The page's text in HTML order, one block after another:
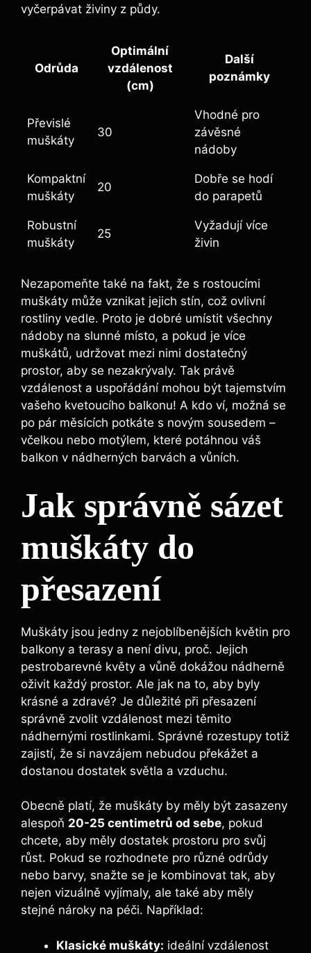
vyčerpávat živiny z půdy.
Odrůda
Optimální
vzdálenost
(cm)
Další
poznámky
Převislé
muškáty
30
Vhodné pro
závěsné
nádoby
Kompaktní
muškáty
20
Dobře se hodí
do parapetů
Robustní
muškáty
25
Vyžadují více
živin
Nezapomeňte také na fakt, že s rostoucími
muškáty může vznikat jejich stín, což ovlivní
rostliny vedle. Proto je dobré umístit všechny
nádoby na slunné místo, a pokud je více
muškátů, udržovat mezi nimi dostatečný
prostor, aby se nezakrývaly. Tak právě
vzdálenost a uspořádání mohou být tajemstvím
vašeho kvetoucího balkonu! A kdo ví, možná se
po pár měsících potkáte s novým sousedem –
včelkou nebo motýlem, které potáhnou váš
balkon v nádherných barvách a vůních.
Jak správně sázet
muškáty do
přesazení
Muškáty jsou jedny z nejoblíbenějších květin pro
balkony a terasy a není divu, proč. Jejich
pestrobarevné květy a vůně dokážou nádherně
oživit každý prostor. Ale jak na to, aby byly
krásné a zdravé? Je důležité při přesazení
správně zvolit vzdálenost mezi těmito
nádhernými rostlinkami. Správné rozestupy totiž
zajistí, že si navzájem nebudou překážet a
dostanou dostatek světla a vzduchu.
Obecně platí, že muškáty by měly být zasazeny
alespoň 20-25 centimetrů od sebe, pokud
chcete, aby měly dostatek prostoru pro svůj
růst. Pokud se rozhodnete pro různé odrůdy
nebo barvy, snažte se je kombinovat tak, aby
nejen vizuálně vyjímaly, ale také aby měly
stejné nároky na péči. Například:
Klasické muškáty: ideální vzdálenost